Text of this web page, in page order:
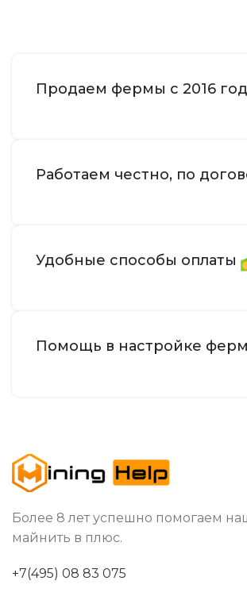
Продаем фермы с 2016
Работаем честно, по
Удобные способы оплаты
Помощь в настройке
Более 8 лет успешно помогаем
майнить в плюс.
+7(495) 08 83 075